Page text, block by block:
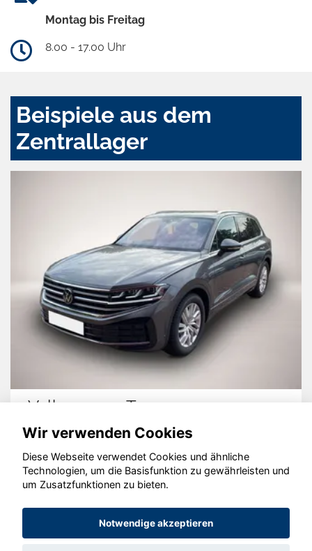
Montag bis Freitag
8.00 - 17.00 Uhr
Beispiele aus dem
Zentrallager
Volkswagen Touareg
© konjunkturmotor.de GmbH 2020 - 2026
Wir verwenden Cookies
Diese Webseite verwendet Cookies und ähnliche
Technologien, um die Basisfunktion zu gewährleisten und
um Zusatzfunktionen zu bieten.
Notwendige akzeptieren